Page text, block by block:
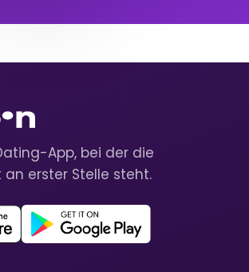
App, bei der die
an erster Stelle steht.